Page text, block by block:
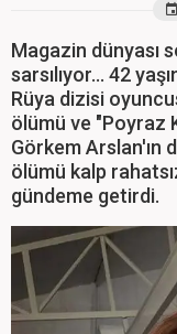
Magazin dünyası
sarsılıyor... 42
Rüya dizisi
ölümü ve "Poyraz
Görkem Arslan'ın
ölümü kalp
gündeme getirdi.